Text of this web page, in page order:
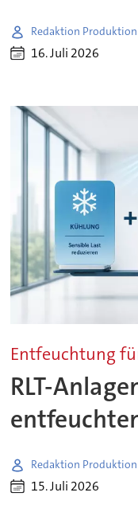
Redaktion Produktion
16. Juli 2026
Entfeuchtung
RLT-
Redaktion Produktion
15. Juli 2026